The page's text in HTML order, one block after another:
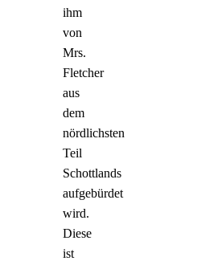
ihm
von
Mrs.
Fletcher
aus
dem
nördlichsten
Teil
Schottlands
aufgebürdet
wird.
Diese
ist